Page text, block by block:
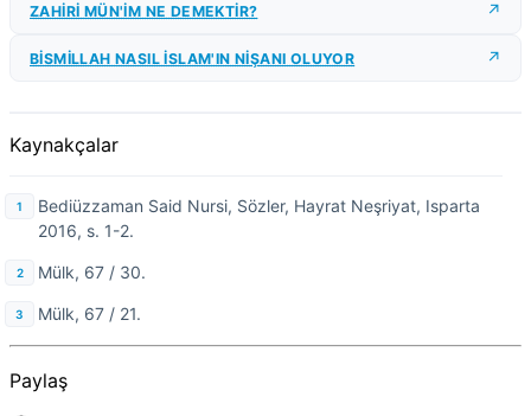
ZAHİRİ MÜN'İM NE DEMEKTİR?
BİSMİLLAH NASIL İSLAM'IN NİŞANI OLUYOR
Kaynakçalar
Bediüzzaman Said Nursi, Sözler, Hayrat Neşriyat, Isparta
2016, s. 1-2.
Mülk, 67 / 30.
Mülk, 67 / 21.
Paylaş